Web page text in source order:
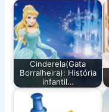
Cinderela(Gata
Borralheira): História
infantil…